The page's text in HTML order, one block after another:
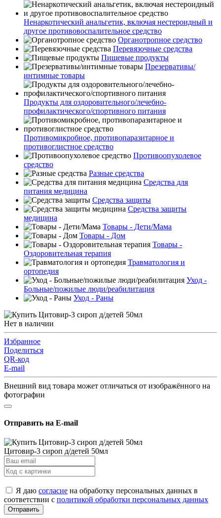
Ненаркотический анальгетик, включая нестероидный и
другое противовоспалительное средство
Органотропное средство
Перевязочные средства
Пищевые продукты
Презервативы/
интимные товары
Продукты для оздоровительного/лечебно-
профилактического/спортивного питания
Противомикробное, противопаразитарное и
противоглистное средство
Противоопухолевое
средство
Разные средства
Средства для
питания медицина
Средства защиты
Средства защиты
медицина
Товары - Дети/Мама
Товары - Дом
Товары -
Оздоровительная терапия
Травматология и
ортопедия
Уход -
Больные/пожилые люди/реабилитация
Уход - Раны
Нет в наличии
Избранное
Поделиться
QR-код
E-mail
Внешний вид товара может отличаться от изображённого на
фотографии
Отправить на E-mail
Цитовир-3 сироп д/детей 50мл
Я даю согласие на обработку персональных данных в
соответствии с политикой обработки персональных данных
Отправить